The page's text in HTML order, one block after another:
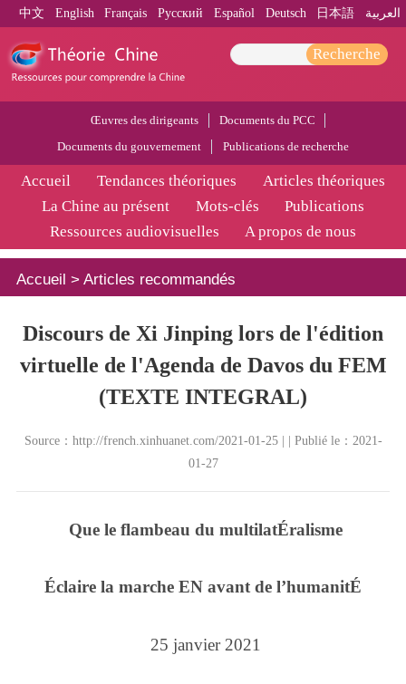
中文 English Français Pусский Español Deutsch 日本語 العربية
Recherche
Œuvres des dirigeants
Documents du PCC
Documents du gouvernement
Publications de recherche
Accueil Tendances théoriques
Articles théoriques
La Chine au présent
Mots-clés
Publications
Ressources audiovisuelles
A propos de nous
Accueil > Articles recommandés
Discours de Xi Jinping lors de l'édition
virtuelle de l'Agenda de Davos du FEM
(TEXTE INTEGRAL)
Source：http://french.xinhuanet.com/2021-01-25 | | Publié le：2021-
01-27
Que le flambeau du multilatÉralisme
Éclaire la marche EN avant de l’humanitÉ
25 janvier 2021